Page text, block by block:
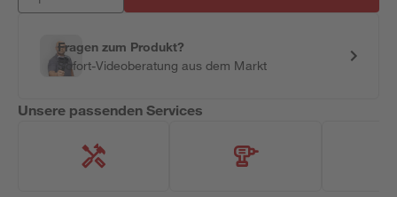
Fragen zum Produkt?
Sofort-Videoberatung aus dem Markt
Unsere passenden Services